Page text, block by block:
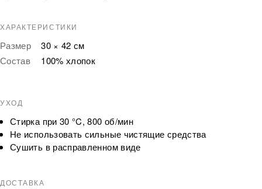
ХАРАКТЕРИСТИКИ
Размер
30 × 42 см
Состав
100% хлопок
УХОД
Стирка при 30 °C, 800 об/мин
Не использовать сильные чистящие средства
Сушить в расправленном виде
ДОСТАВКА